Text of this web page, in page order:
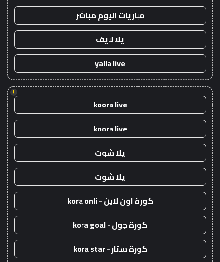
مباريات اليوم مباشر
يلا لايف
yalla live
!
koora live
koora live
يلا شوت
يلا شوت
كورة اون لاين - kora onli
كورة جول - kora goal
كورة ستار - kora star